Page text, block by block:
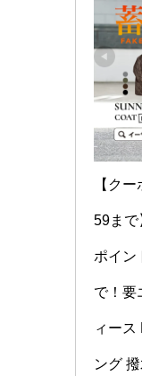
【ク
59まで
ポイン
で！要
ィース
ング